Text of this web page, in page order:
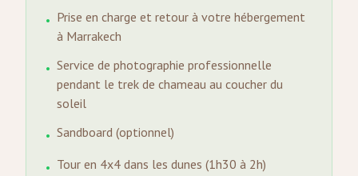
• Prise en charge et retour à votre hébergement
à Marrakech
• Service de photographie professionnelle
pendant le trek de chameau au coucher du
soleil
• Sandboard (optionnel)
• Tour en 4x4 dans les dunes (1h30 à 2h)